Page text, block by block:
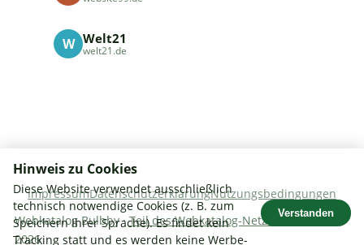
W Welt21
welt21.de
ImpressumDatenschutzerklärungNutzungsbedingungen
Webkatalog Bulbby ·Teil des Webkatalog-Netzwerks.· ©
2026
Hinweis zu Cookies
Diese Website verwendet ausschließlich
technisch notwendige Cookies (z. B. zum
Speichern Ihrer Sprache). Es findet kein
Tracking statt und es werden keine Werbe-
Verstanden